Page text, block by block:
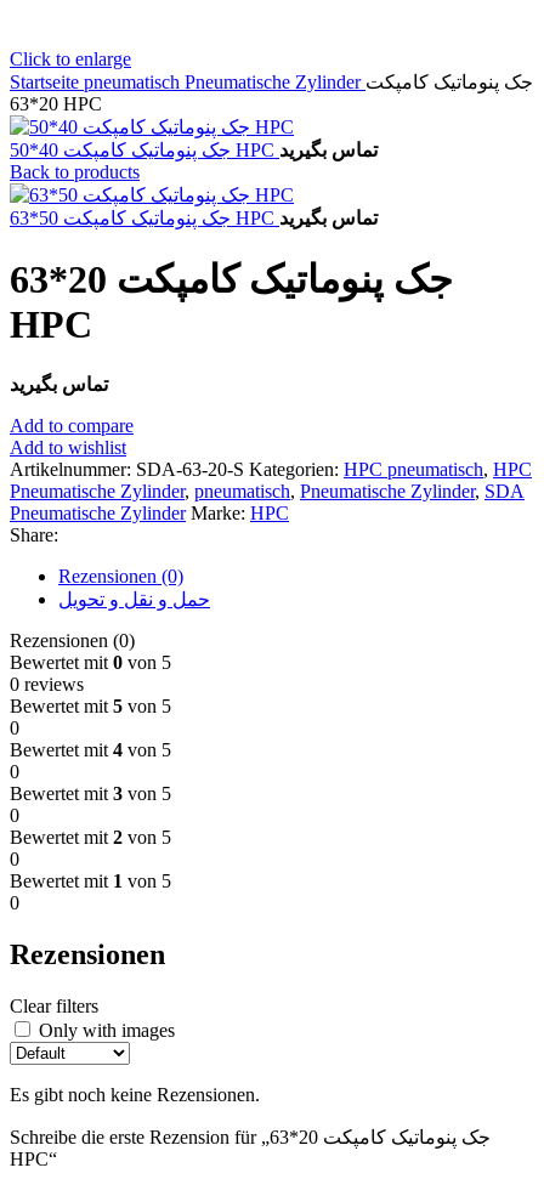
Click to enlarge
Startseite pneumatisch Pneumatische Zylinder جک پنوماتیک کامپکت
20*63 HPC
جک پنوماتیک کامپکت 40*50 HPC تماس بگیرید
Back to products
جک پنوماتیک کامپکت 50*63 HPC تماس بگیرید
جک پنوماتیک کامپکت 20*63
HPC
تماس بگیرید
Add to compare
Add to wishlist
Artikelnummer: SDA-63-20-S Kategorien: HPC pneumatisch, HPC
Pneumatische Zylinder, pneumatisch, Pneumatische Zylinder, SDA
Pneumatische Zylinder Marke: HPC
Share:
Rezensionen (0)
حمل و نقل و تحویل
Rezensionen (0)
Bewertet mit 0 von 5
0 reviews
Bewertet mit 5 von 5
0
Bewertet mit 4 von 5
0
Bewertet mit 3 von 5
0
Bewertet mit 2 von 5
0
Bewertet mit 1 von 5
0
Rezensionen
Clear filters
Only with images
Es gibt noch keine Rezensionen.
Schreibe die erste Rezension für „جک پنوماتیک کامپکت 20*63
HPC“